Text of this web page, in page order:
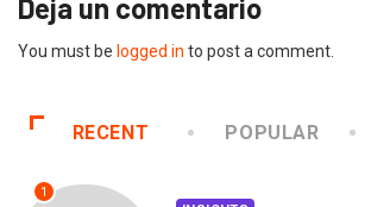
Deja un comentario
You must be logged in to post a comment.
RECENT POPULAR
1